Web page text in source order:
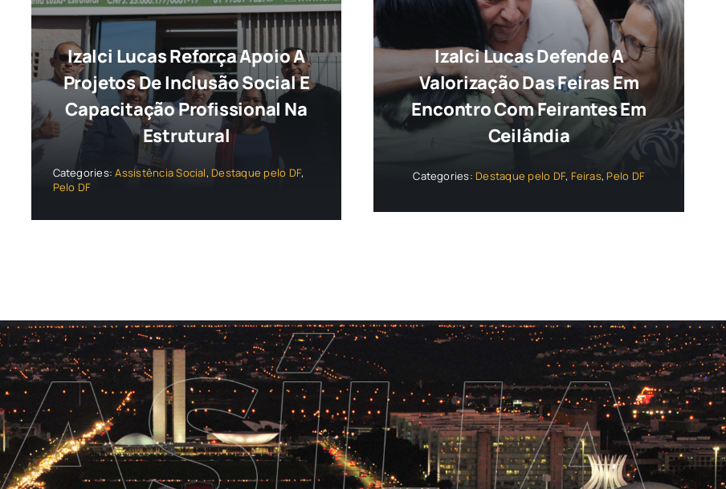
Izalci Lucas Reforça Apoio A
Projetos De Inclusão Social E
Capacitação Profissional Na
Estrutural
Categories:Assistência Social, Destaque pelo DF,
Pelo DF
Izalci Lucas Defende A
Valorização Das Feiras Em
Encontro Com Feirantes Em
Ceilândia
Categories: Destaque pelo DF, Feiras, Pelo DF